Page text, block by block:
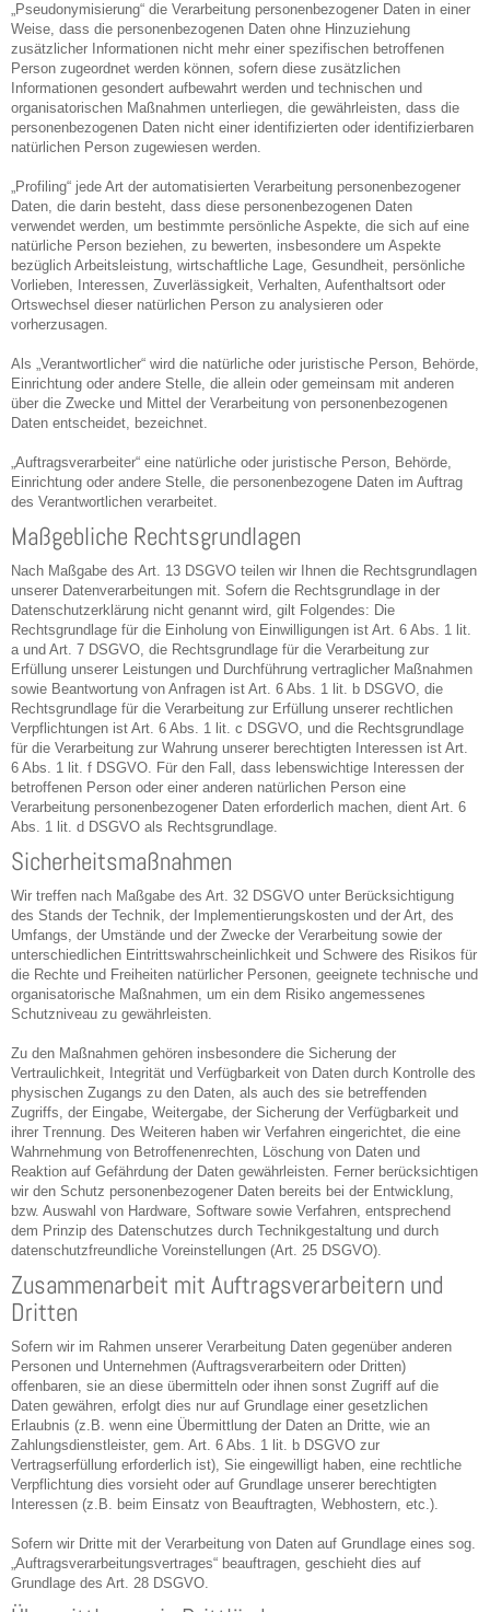
„Pseudonymisierung“ die Verarbeitung personenbezogener Daten in einer
Weise, dass die personenbezogenen Daten ohne Hinzuziehung
zusätzlicher Informationen nicht mehr einer spezifischen betroffenen
Person zugeordnet werden können, sofern diese zusätzlichen
Informationen gesondert aufbewahrt werden und technischen und
organisatorischen Maßnahmen unterliegen, die gewährleisten, dass die
personenbezogenen Daten nicht einer identifizierten oder identifizierbaren
natürlichen Person zugewiesen werden.
„Profiling“ jede Art der automatisierten Verarbeitung personenbezogener
Daten, die darin besteht, dass diese personenbezogenen Daten
verwendet werden, um bestimmte persönliche Aspekte, die sich auf eine
natürliche Person beziehen, zu bewerten, insbesondere um Aspekte
bezüglich Arbeitsleistung, wirtschaftliche Lage, Gesundheit, persönliche
Vorlieben, Interessen, Zuverlässigkeit, Verhalten, Aufenthaltsort oder
Ortswechsel dieser natürlichen Person zu analysieren oder
vorherzusagen.
Als „Verantwortlicher“ wird die natürliche oder juristische Person, Behörde,
Einrichtung oder andere Stelle, die allein oder gemeinsam mit anderen
über die Zwecke und Mittel der Verarbeitung von personenbezogenen
Daten entscheidet, bezeichnet.
„Auftragsverarbeiter“ eine natürliche oder juristische Person, Behörde,
Einrichtung oder andere Stelle, die personenbezogene Daten im Auftrag
des Verantwortlichen verarbeitet.
Maßgebliche Rechtsgrundlagen
Nach Maßgabe des Art. 13 DSGVO teilen wir Ihnen die Rechtsgrundlagen
unserer Datenverarbeitungen mit. Sofern die Rechtsgrundlage in der
Datenschutzerklärung nicht genannt wird, gilt Folgendes: Die
Rechtsgrundlage für die Einholung von Einwilligungen ist Art. 6 Abs. 1 lit.
a und Art. 7 DSGVO, die Rechtsgrundlage für die Verarbeitung zur
Erfüllung unserer Leistungen und Durchführung vertraglicher Maßnahmen
sowie Beantwortung von Anfragen ist Art. 6 Abs. 1 lit. b DSGVO, die
Rechtsgrundlage für die Verarbeitung zur Erfüllung unserer rechtlichen
Verpflichtungen ist Art. 6 Abs. 1 lit. c DSGVO, und die Rechtsgrundlage
für die Verarbeitung zur Wahrung unserer berechtigten Interessen ist Art.
6 Abs. 1 lit. f DSGVO. Für den Fall, dass lebenswichtige Interessen der
betroffenen Person oder einer anderen natürlichen Person eine
Verarbeitung personenbezogener Daten erforderlich machen, dient Art. 6
Abs. 1 lit. d DSGVO als Rechtsgrundlage.
Sicherheitsmaßnahmen
Wir treffen nach Maßgabe des Art. 32 DSGVO unter Berücksichtigung
des Stands der Technik, der Implementierungskosten und der Art, des
Umfangs, der Umstände und der Zwecke der Verarbeitung sowie der
unterschiedlichen Eintrittswahrscheinlichkeit und Schwere des Risikos für
die Rechte und Freiheiten natürlicher Personen, geeignete technische und
organisatorische Maßnahmen, um ein dem Risiko angemessenes
Schutzniveau zu gewährleisten.
Zu den Maßnahmen gehören insbesondere die Sicherung der
Vertraulichkeit, Integrität und Verfügbarkeit von Daten durch Kontrolle des
physischen Zugangs zu den Daten, als auch des sie betreffenden
Zugriffs, der Eingabe, Weitergabe, der Sicherung der Verfügbarkeit und
ihrer Trennung. Des Weiteren haben wir Verfahren eingerichtet, die eine
Wahrnehmung von Betroffenenrechten, Löschung von Daten und
Reaktion auf Gefährdung der Daten gewährleisten. Ferner berücksichtigen
wir den Schutz personenbezogener Daten bereits bei der Entwicklung,
bzw. Auswahl von Hardware, Software sowie Verfahren, entsprechend
dem Prinzip des Datenschutzes durch Technikgestaltung und durch
datenschutzfreundliche Voreinstellungen (Art. 25 DSGVO).
Zusammenarbeit mit Auftragsverarbeitern und
Dritten
Sofern wir im Rahmen unserer Verarbeitung Daten gegenüber anderen
Personen und Unternehmen (Auftragsverarbeitern oder Dritten)
offenbaren, sie an diese übermitteln oder ihnen sonst Zugriff auf die
Daten gewähren, erfolgt dies nur auf Grundlage einer gesetzlichen
Erlaubnis (z.B. wenn eine Übermittlung der Daten an Dritte, wie an
Zahlungsdienstleister, gem. Art. 6 Abs. 1 lit. b DSGVO zur
Vertragserfüllung erforderlich ist), Sie eingewilligt haben, eine rechtliche
Verpflichtung dies vorsieht oder auf Grundlage unserer berechtigten
Interessen (z.B. beim Einsatz von Beauftragten, Webhostern, etc.).
Sofern wir Dritte mit der Verarbeitung von Daten auf Grundlage eines sog.
„Auftragsverarbeitungsvertrages“ beauftragen, geschieht dies auf
Grundlage des Art. 28 DSGVO.